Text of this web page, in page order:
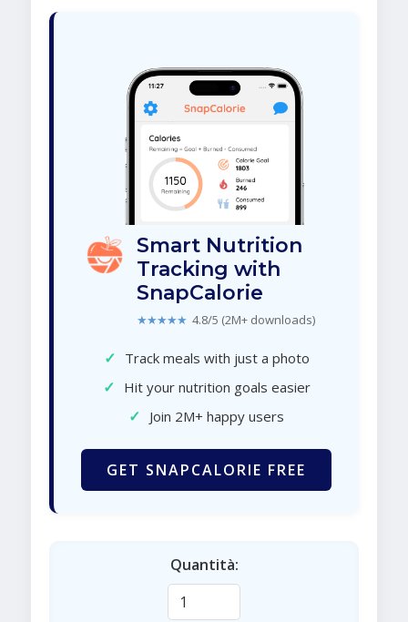
Smart Nutrition
Tracking with
SnapCalorie
★★★★★ 4.8/5 (2M+ downloads)
✓ Track meals with just a photo
✓ Hit your nutrition goals easier
✓ Join 2M+ happy users
GET SNAPCALORIE FREE
Quantità: